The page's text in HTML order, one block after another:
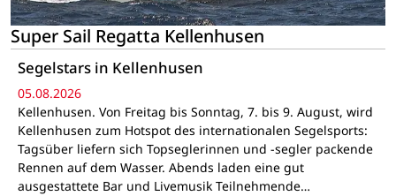
Super Sail Regatta Kellenhusen
Segelstars in Kellenhusen
05.08.2026
Kellenhusen. Von Freitag bis Sonntag, 7. bis 9. August, wird
Kellenhusen zum Hotspot des internationalen Segelsports:
Tagsüber liefern sich Topseglerinnen und -segler packende
Rennen auf dem Wasser. Abends laden eine gut
ausgestattete Bar und Livemusik Teilnehmende…